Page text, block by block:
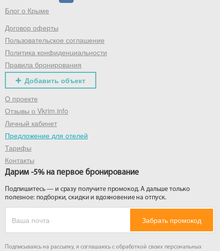
Блог о Крыме
Договор оферты
Пользовательское соглашение
Политика конфиденциальности
Правила бронирования
Добавить объект
О проекте
Отзывы о Vkrim.info
Личный кабинет
Предложение для отелей
Тарифы
Контакты
Дарим -5% на первое бронирование
Подпишитесь — и сразу получите промокод. А дальше только
полезное: подборки, скидки и вдохновение на отпуск.
Забрать промокод
Подписываясь на рассылку, я соглашаюсь с обработкой своих персональных